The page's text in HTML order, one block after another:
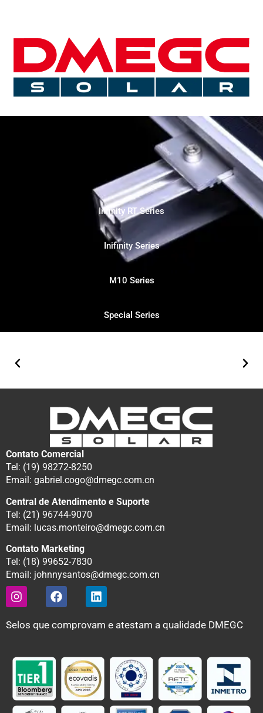
Infinity RT Series
Inifinity Series
M10 Series
Special Series
Contato Comercial
Tel: (19) 98272-8250
Email: gabriel.cogo@dmegc.com.cn
Central de Atendimento e Suporte
Tel: (21) 96744-9070
Email: lucas.monteiro@dmegc.com.cn
Contato Marketing
Tel: (18) 99652-7830
Email: johnnysantos@dmegc.com.cn
Selos que comprovam e atestam a qualidade DMEGC